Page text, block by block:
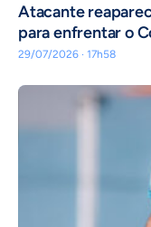
Atacante
para enfrentar o
29/07/2026 · 17h58